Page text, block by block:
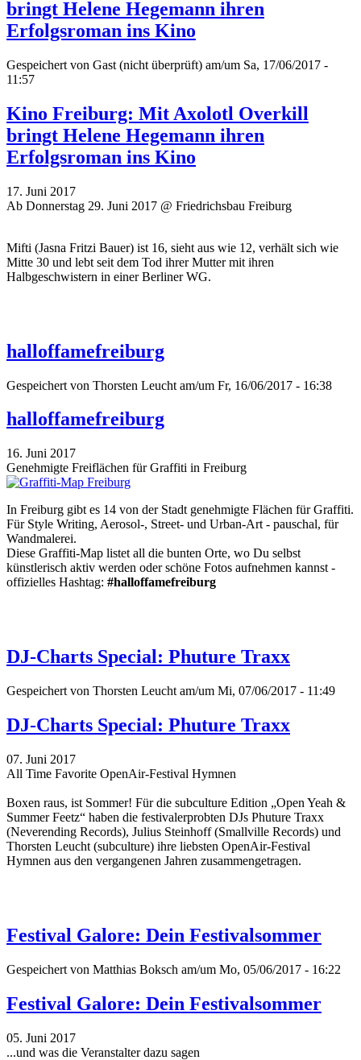
bringt Helene Hegemann ihren
Erfolgsroman ins Kino
Gespeichert von Gast (nicht überprüft) am/um Sa, 17/06/2017 -
11:57
Kino Freiburg: Mit Axolotl Overkill
bringt Helene Hegemann ihren
Erfolgsroman ins Kino
17. Juni 2017
Ab Donnerstag 29. Juni 2017 @ Friedrichsbau Freiburg
Mifti (Jasna Fritzi Bauer) ist 16, sieht aus wie 12, verhält sich wie
Mitte 30 und lebt seit dem Tod ihrer Mutter mit ihren
Halbgeschwistern in einer Berliner WG.
halloffamefreiburg
Gespeichert von Thorsten Leucht am/um Fr, 16/06/2017 - 16:38
halloffamefreiburg
16. Juni 2017
Genehmigte Freiflächen für Graffiti in Freiburg
In Freiburg gibt es 14 von der Stadt genehmigte Flächen für Graffiti.
Für Style Writing, Aerosol-, Street- und Urban-Art - pauschal, für
Wandmalerei.
Diese Graffiti-Map listet all die bunten Orte, wo Du selbst
künstlerisch aktiv werden oder schöne Fotos aufnehmen kannst -
offizielles Hashtag: #halloffamefreiburg
DJ-Charts Special: Phuture Traxx
Gespeichert von Thorsten Leucht am/um Mi, 07/06/2017 - 11:49
DJ-Charts Special: Phuture Traxx
07. Juni 2017
All Time Favorite OpenAir-Festival Hymnen
Boxen raus, ist Sommer! Für die subculture Edition „Open Yeah &
Summer Feetz“ haben die festivalerprobten DJs Phuture Traxx
(Neverending Records), Julius Steinhoff (Smallville Records) und
Thorsten Leucht (subculture) ihre liebsten OpenAir-Festival
Hymnen aus den vergangenen Jahren zusammengetragen.
Festival Galore: Dein Festivalsommer
Gespeichert von Matthias Boksch am/um Mo, 05/06/2017 - 16:22
Festival Galore: Dein Festivalsommer
05. Juni 2017
...und was die Veranstalter dazu sagen